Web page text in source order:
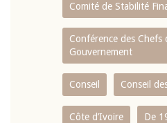
Comité de Stabilité
Conférence des Chefs
Gouvernement
Conseil Conseil
Côte d’Ivoire De